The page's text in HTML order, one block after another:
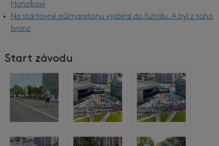
Honzíkovi
Na startovné půlmaratonu vysbíral do futrálu. A byl z toho
bronz
Start závodu